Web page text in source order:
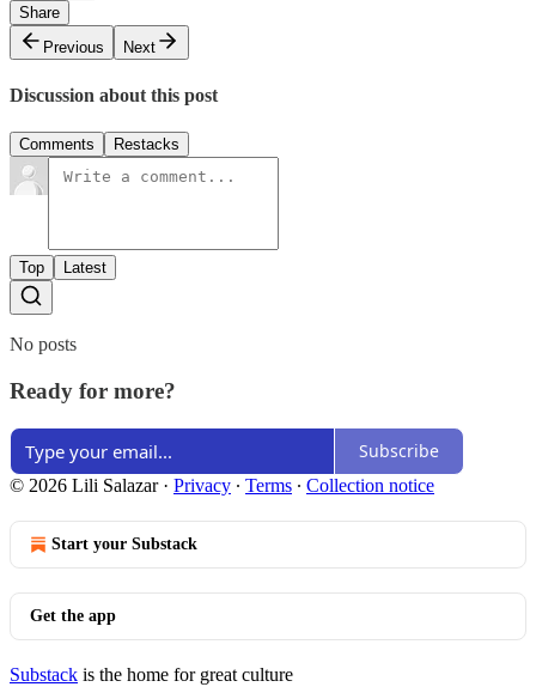
Share
Previous
Next
Discussion about this post
Comments Restacks
Top Latest
No posts
Ready for more?
Subscribe
© 2026 Lili Salazar· Privacy ∙ Terms ∙ Collection notice
Start your Substack
Get the app
Substack is the home for great culture